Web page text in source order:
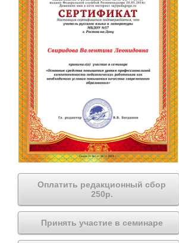
Оплатить редакционный сбор
250р.
Принять участие в семинаре